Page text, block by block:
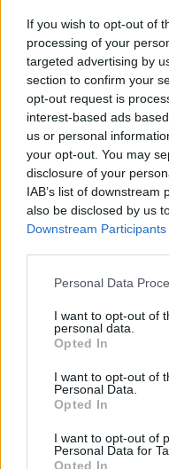
If you wish to opt-out of
processing of your
targeted advertising by
section to confirm your
opt-out request is
interest-based ads
us or personal
your opt-out. You may
disclosure of your
IAB’s list of
also be disclosed by us
Downstream Participants
Please note that this
not limited to your visit
grant or deny consent
use your data for below
consent section.
Personal Data
I want to opt-out of
personal data.
Opted In
I want to opt-out of
Personal Data.
Opted In
I want to opt-out of
Personal Data for
Opted In
Két éve volt a
Depeche
Szigi.•2026. március 26.
Teljes koncertfelvétel:
Még egy
debütál ma: 2